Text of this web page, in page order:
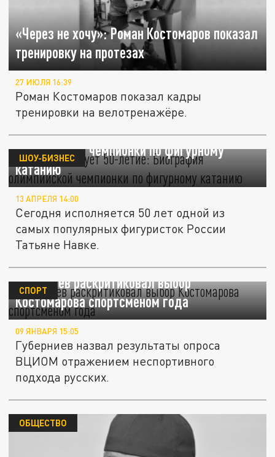
«Через не хочу»: Роман Костомаров показал
тренировку на протезах
27 ИЮЛЯ 16:39
Роман Костомаров показал кадры
тренировки на велотренажёре.
Навка празднует 50-летие: Биография
олимпийской чемпионки по фигурному
катанию
ШОУ-БИЗНЕС
13 АПРЕЛЯ 14:00
Сегодня исполняется 50 лет одной из
самых популярных фигуристок России
Татьяне Навке.
Губерниев раскритиковал выбор
Костомарова спортсменом года
СПОРТ
09 ЯНВАРЯ 15:05
Губерниев назвал результаты опроса
ВЦИОМ отражением неспортивного
подхода русских.
ОБЩЕСТВО